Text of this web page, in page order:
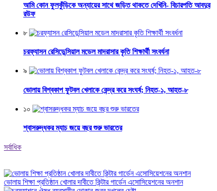
আমি কোন ফুলকুঁড়িকে অন্যায়ের সাথে জড়িত থাকতে দেখিনি- বিচারপতি আবদুর
রউফ
৮
চরফ্যাসন রেসিডেন্সিয়াল মডেল মাদরাসার কৃতি শিক্ষার্থী সংবর্ধনা
৯
ভোলায় বিশ্বকাপ ফুটবল খেলাকে কেন্দ্র করে সংঘর্ষ; নিহত-১, আহত-৮
১০
শ্বাসরুদ্ধকর ম্যাচ জয়ে বছর শুরু ভারতের
সর্বাধিক
ভোলায় শিক্ষা প্রতিষ্ঠান খোলার দাবীতে কিন্টার গার্ডেন এসোসিয়েশনের অনশান